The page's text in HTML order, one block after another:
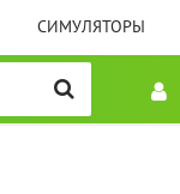
СИМУЛЯТОРЫ